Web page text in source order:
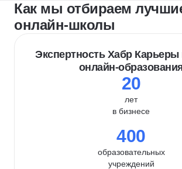
Как мы отбираем
онлайн-школы
Экспертность Хабр
онлайн-
20
лет
в бизнесе
400
образовательных
учреждений